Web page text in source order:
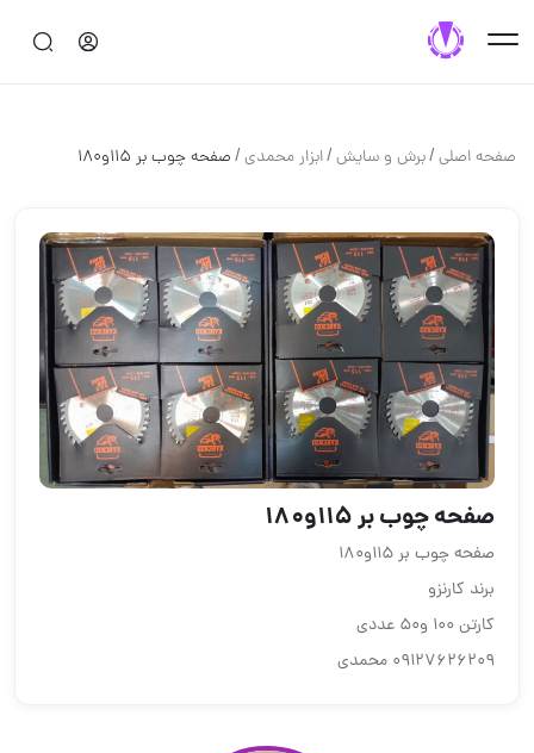
صفحه اصلی/برش و سايش/ابزار محمدی/صفحه چوب بر ۱۱۵و۱۸۰
صفحه چوب بر ۱۱۵و۱۸۰
صفحه چوب بر ۱۱۵و۱۸۰
برند کارنزو
کارتن ۱۰۰ و۵۰ عددی
۰۹۱۲۷۶۲۶۲۰۹ محمدی